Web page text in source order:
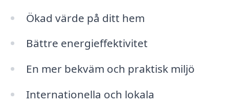
Ökad värde på ditt hem
Bättre energieffektivitet
En mer bekväm och praktisk miljö
Internationella och lokala